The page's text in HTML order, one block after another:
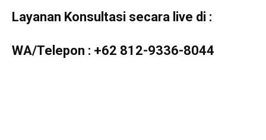
Layanan Konsultasi secara live di :
WA/Telepon : +62 812-9336-8044